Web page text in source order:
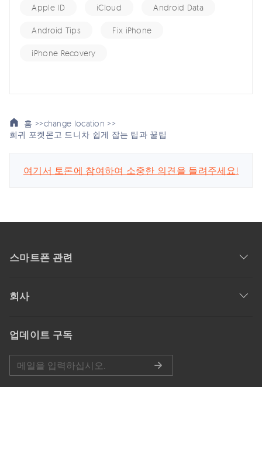
Apple ID iCloud Android Data
Android Tips Fix iPhone
iPhone Recovery
홈 >>change location >>
희귀 포켓몬고 드니차 쉽게 잡는 팁과 꿀팁
여기서 토론에 참여하여 소중한 의견을 들려주세요!
스마트폰 관련
회사
업데이트 구독